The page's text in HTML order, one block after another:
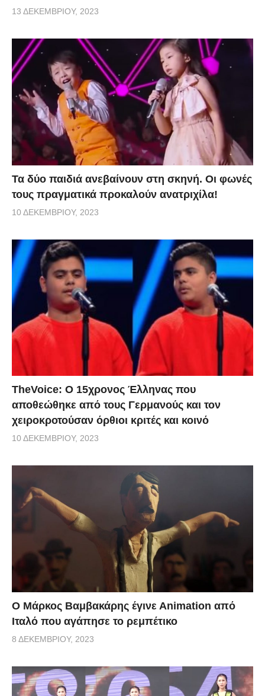
13 ΔΕΚΕΜΒΡΊΟΥ, 2023
Τα δύο παιδιά ανεβαίνουν στη σκηνή. Οι φωνές
τους πραγματικά προκαλούν ανατριχίλα!
10 ΔΕΚΕΜΒΡΊΟΥ, 2023
TheVoice: Ο 15χρονος Έλληνας που
αποθεώθηκε από τους Γερμανούς και τον
χειροκροτούσαν όρθιοι κριτές και κοινό
10 ΔΕΚΕΜΒΡΊΟΥ, 2023
Ο Μάρκος Βαμβακάρης έγινε Αnimation από
Ιταλό που αγάπησε το ρεμπέτικο
8 ΔΕΚΕΜΒΡΊΟΥ, 2023